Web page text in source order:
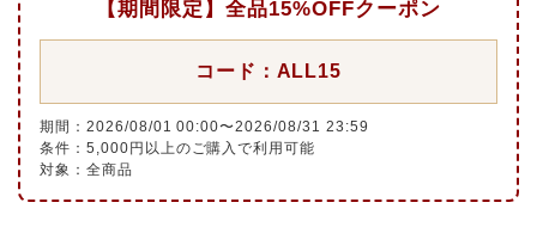
【期間限定】全品15%OFFクーポン
コード：ALL15
期間：2026/08/01 00:00〜2026/08/31 23:59
条件：5,000円以上のご購入で利用可能
対象：全商品